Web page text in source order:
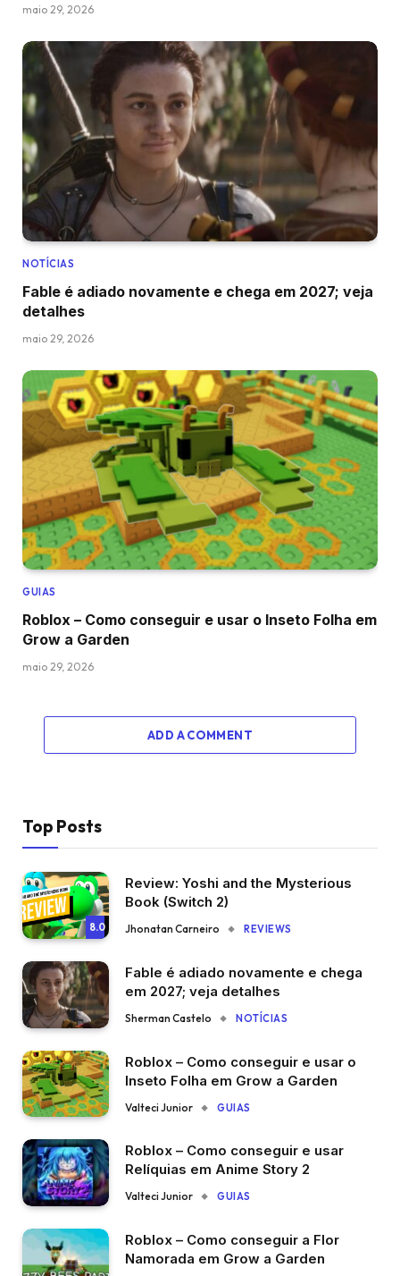
maio 29, 2026
NOTÍCIAS
Fable é adiado novamente e chega em 2027; veja
detalhes
maio 29, 2026
GUIAS
Roblox – Como conseguir e usar o Inseto Folha em
Grow a Garden
maio 29, 2026
ADD A COMMENT
Top Posts
8.0
Review: Yoshi and the Mysterious
Book (Switch 2)
Jhonatan Carneiro REVIEWS
Fable é adiado novamente e chega
em 2027; veja detalhes
Sherman Castelo NOTÍCIAS
Roblox – Como conseguir e usar o
Inseto Folha em Grow a Garden
Valteci Junior GUIAS
Roblox – Como conseguir e usar
Relíquias em Anime Story 2
Valteci Junior GUIAS
Roblox – Como conseguir a Flor
Namorada em Grow a Garden